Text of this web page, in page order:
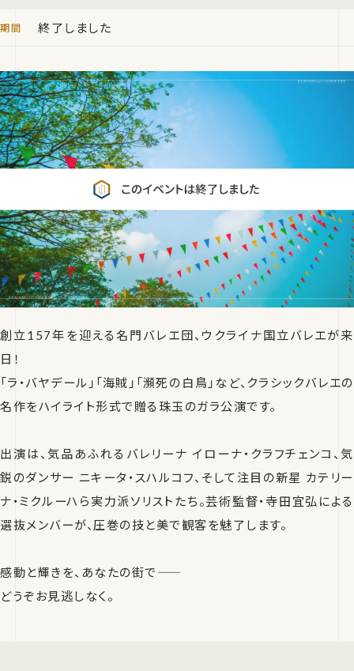
終了しました
創立157年を迎える名門バレエ団、ウクライナ国立バレエが来
日！
「ラ・バヤデール」「海賊」「瀕死の白鳥」など、クラシックバレエの
名作をハイライト形式で贈る珠玉のガラ公演です。
出演は、気品あふれるバレリーナ イローナ・クラフチェンコ、気
鋭のダンサー ニキータ・スハルコフ、そして注目の新星 カテリー
ナ・ミクルーハら実力派ソリストたち。芸術監督・寺田宜弘による
選抜メンバーが、圧巻の技と美で観客を魅了します。
感動と輝きを、あなたの街で――
どうぞお見逃しなく。